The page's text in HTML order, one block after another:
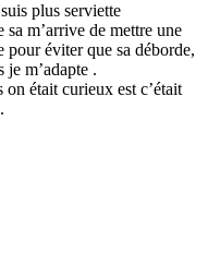
plus serviette
m’arrive de mettre une
pour éviter que sa déborde,
je m’adapte .
était curieux est c’était